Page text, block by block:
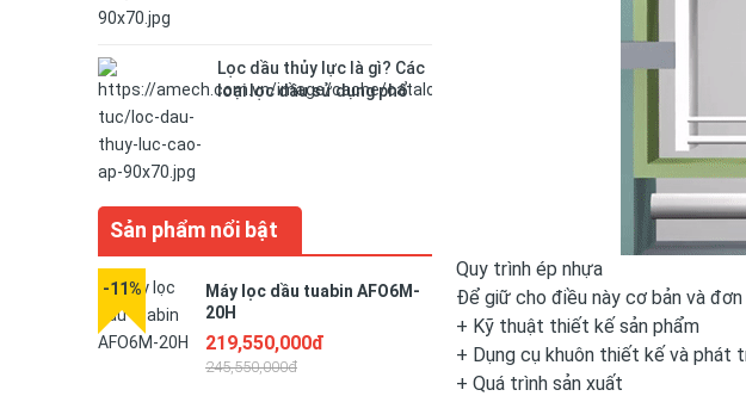
Lọc dầu thủy lực là gì? Các
loại lọc dầu sử dụng phổ
Sản phẩm nổi bật
-11%
Máy lọc dầu tuabin AFO6M-
20H
219,550,000đ
245,550,000đ
-5%
Van cân bằng modul italia
VBCS06
3,775,000đ
3,975,000đ
Quy trình ép nhựa
Để giữ cho điều này cơ bản và
+ Kỹ thuật thiết kế sản phẩm
+ Dụng cụ khuôn thiết kế và phát
+ Quá trình sản xuất